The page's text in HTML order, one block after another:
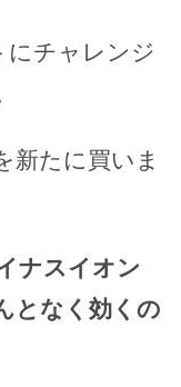
にチャレンジ
新たに買いま
ナスイオン
となく効くの